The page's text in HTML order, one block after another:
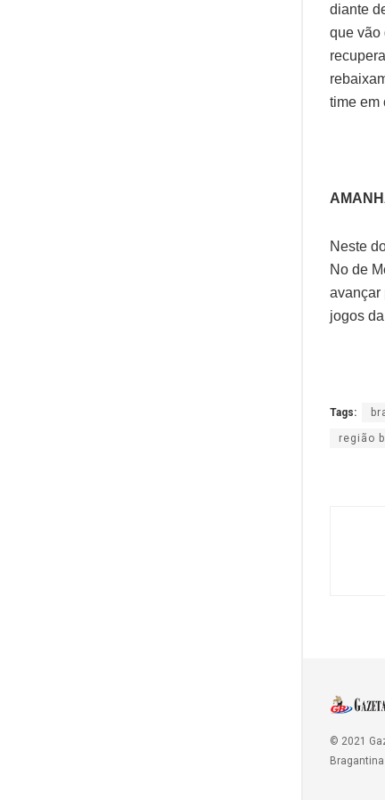
diante
que vão
time em
Neste
No de
avançar
jogos
Tags:
região
© 2021
Bragantina